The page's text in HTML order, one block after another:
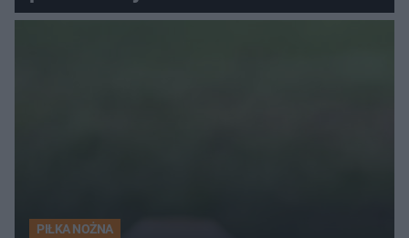
"MasterChefa"
PIŁKA NOŻNA